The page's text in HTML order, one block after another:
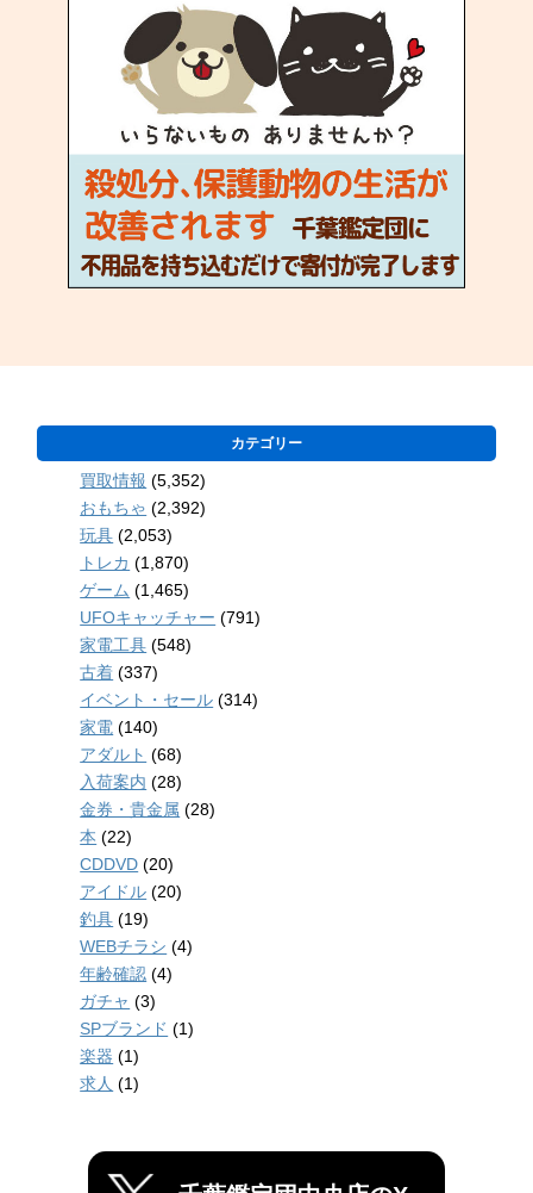
カテゴリー
買取情報 (5,352)
おもちゃ (2,392)
玩具 (2,053)
トレカ (1,870)
ゲーム (1,465)
UFOキャッチャー (791)
家電工具 (548)
古着 (337)
イベント・セール (314)
家電 (140)
アダルト (68)
入荷案内 (28)
金券・貴金属 (28)
本 (22)
CDDVD (20)
アイドル (20)
釣具 (19)
WEBチラシ (4)
年齢確認 (4)
ガチャ (3)
SPブランド (1)
楽器 (1)
求人 (1)